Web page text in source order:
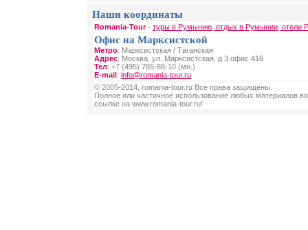
Наши координаты
Romania-Tour- туры в Румынию, отдых в Румынии, отели
Офис на Марксистской
Метро: Марксистская / Таганская
Адрес: Москва, ул. Марксистская, д 3 офис 416
Тел: +7 (495) 785-88-10 (мн.)
E-mail: info@romania-tour.ru
© 2005-2014, romania-tour.ru Все права защищены.
Полное или частичное использование любых материалов
ссылке на www.romania-tour.ru!